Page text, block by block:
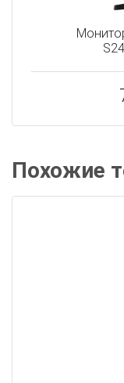
Похожие